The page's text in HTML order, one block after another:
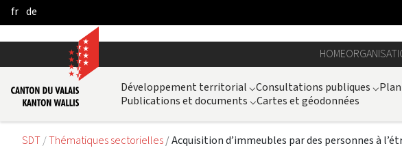
Saltar al contenido principal
fr de
HOME
Développement territorial ⌵Consultations publiques ⌵
Publications et documents ⌵Cartes et géodonnées
SDT Thématiques sectorielles Acquisition d’immeubles par des personnes à